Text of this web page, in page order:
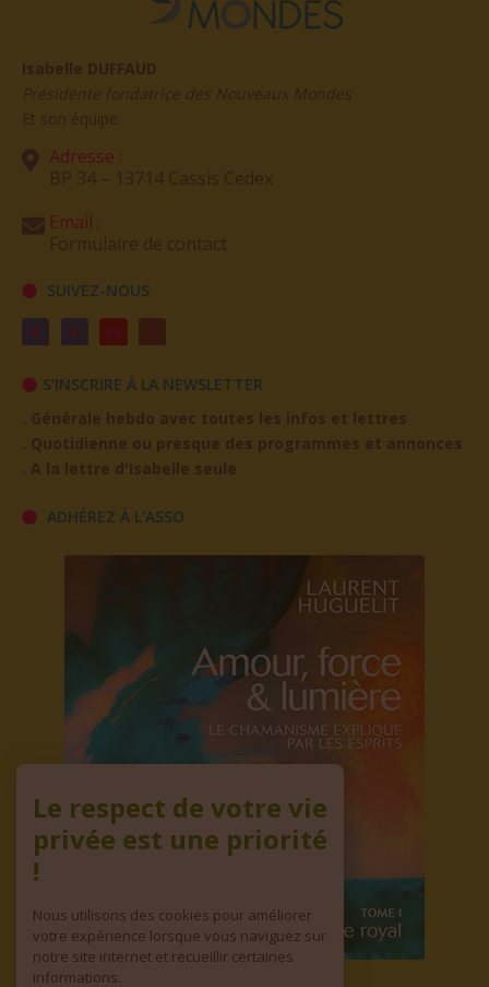
Adresse :
Email :
SUIVEZ-NOUS
S'INSCRIRE À LA NEWSLETTER
ADHÉREZ À L'ASSO
Le respect de votre vie
privée est une priorité
!
Nous utilisons des cookies pour améliorer
votre expérience lorsque vous naviguez sur
notre site internet et recueillir certaines
informations.